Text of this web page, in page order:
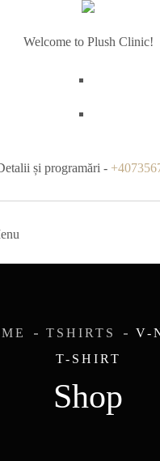
Welcome to Plush Clinic!
și programări -
Shop
TSHIRTS
V-
T-SHIRT